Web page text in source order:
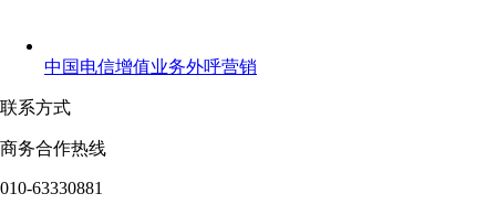
中国电信增值业务外呼营销
联系方式
商务合作热线
010-63330881